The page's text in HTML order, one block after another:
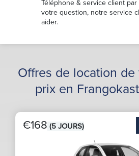
Téléphone & service client
votre question, notre service
aider.
Offres de location de
prix en
€168 (5 JOURS)